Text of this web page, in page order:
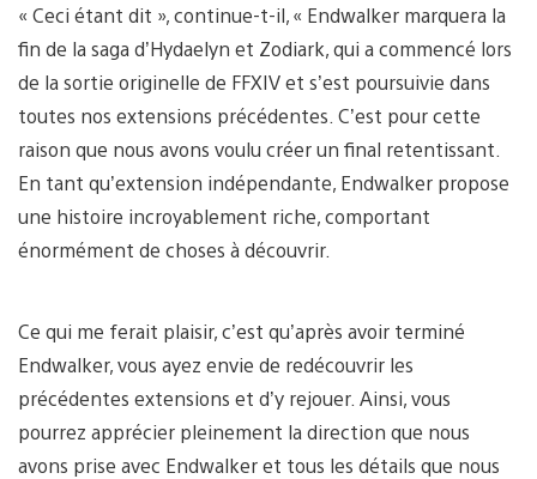
« Ceci étant dit », continue-t-il, « Endwalker marquera la
fin de la saga d’Hydaelyn et Zodiark, qui a commencé lors
de la sortie originelle de FFXIV et s’est poursuivie dans
toutes nos extensions précédentes. C’est pour cette
raison que nous avons voulu créer un final retentissant.
En tant qu’extension indépendante, Endwalker propose
une histoire incroyablement riche, comportant
énormément de choses à découvrir.
Ce qui me ferait plaisir, c’est qu’après avoir terminé
Endwalker, vous ayez envie de redécouvrir les
précédentes extensions et d’y rejouer. Ainsi, vous
pourrez apprécier pleinement la direction que nous
avons prise avec Endwalker et tous les détails que nous